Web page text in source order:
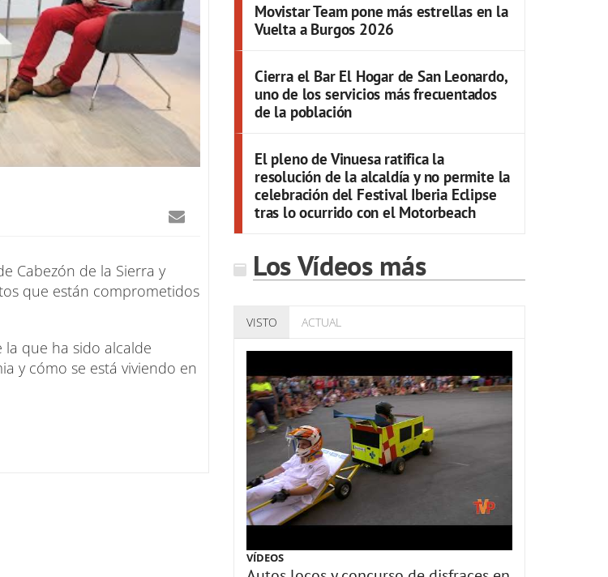
Cabezón de la Sierra y
que están comprometidos
que ha sido alcalde
y cómo se está viviendo en
Movistar Team pone más estrellas en la
Vuelta a Burgos 2026
Cierra el Bar El Hogar de San Leonardo,
uno de los servicios más frecuentados
de la población
El pleno de Vinuesa ratifica la
resolución de la alcaldía y no permite la
celebración del Festival Iberia Eclipse
tras lo ocurrido con el Motorbeach
Los Vídeos más
VISTO ACTUAL
VÍDEOS